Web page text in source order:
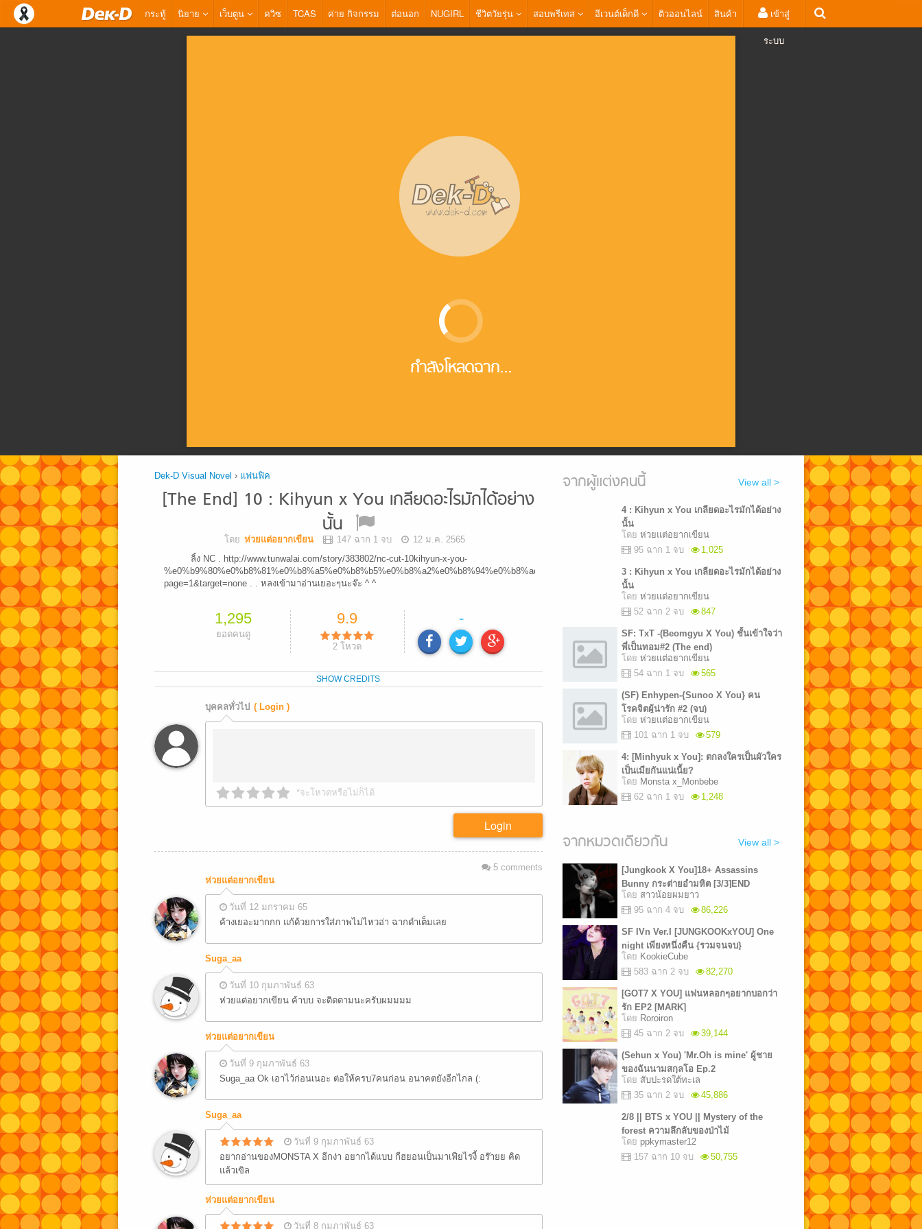
กระทู้ นิยาย เว็บตูน ควิซ TCAS ค่าย กิจกรรม ต่อนอก NUGIRL ชีวิตวัยรุ่น สอบพรีเทส อีเวนต์เด็กดี ติวออนไลน์ สินค้า เข้าสู่
ระบบ
กำลังโหลดฉาก...
Dek-D Visual Novel › แฟนฟิค
[The End] 10 : Kihyun x You เกลียดอะไรมักได้อย่าง
นั้น
โดย ห่วยแต่อยากเขียน 147 ฉาก 1 จบ
12 ม.ค. 2565
ลิ้ง NC . http://www.tunwalai.com/story/383802/nc-cut-10kihyun-x-you-
page=1&target=none . . หลงเข้ามาอ่านเยอะๆนะจ๊ะ ^ ^
1,295
ยอดคนดู
9.9
2 โหวต
-
SHOW CREDITS
บุคคลทั่วไป ( Login )
*จะโหวตหรือไม่ก็ได้
Login
5 comments
ห่วยแต่อยากเขียน
วันที่ 12 มกราคม 65
ค้างเยอะมากกก แก้ด้วยการใส่ภาพไม่ไหวอ่า ฉากดำเต็มเลย
Suga_aa
วันที่ 10 กุมภาพันธ์ 63
ห่วยแต่อยากเขียน ค้าบบ จะติดตามนะครับผมมมม
ห่วยแต่อยากเขียน
วันที่ 9 กุมภาพันธ์ 63
Suga_aa Ok เอาไว้ก่อนเนอะ ต่อให้ครบ7คนก่อน อนาคตยังอีกไกล (:
Suga_aa
วันที่ 9 กุมภาพันธ์ 63
อยากอ่านของMONSTA X อีกง่า อยากได้แบบ กีฮยอนเป็นมาเฟียไรงี้ อร๊ายย คิด
แล้วเขิล
ห่วยแต่อยากเขียน
วันที่ 8 กุมภาพันธ์ 63
จากผู้แต่งคนนี้ View all >
4 : Kihyun x You เกลียดอะไรมักได้อย่าง
นั้น
โดย ห่วยแต่อยากเขียน
95 ฉาก 1 จบ
1,025
3 : Kihyun x You เกลียดอะไรมักได้อย่าง
นั้น
โดย ห่วยแต่อยากเขียน
52 ฉาก 2 จบ
847
SF: TxT -(Beomgyu X You) ชั้นเข้าใจว่า
พี่เป็นทอม#2 (The end)
โดย ห่วยแต่อยากเขียน
54 ฉาก 1 จบ
565
(SF) Enhypen-{Sunoo X You} คน
โรคจิตผู้น่ารัก #2 (จบ)
โดย ห่วยแต่อยากเขียน
101 ฉาก 1 จบ
579
4: [Minhyuk x You]: ตกลงใครเป็นผัวใคร
เป็นเมียกันแน่เนี้ย?
โดย Monsta x_Monbebe
62 ฉาก 1 จบ
1,248
จากหมวดเดียวกัน View all >
[Jungkook X You]18+ Assassins
Bunny กระต่ายอำมหิต [3/3]END
โดย สาวน้อยผมยาว
95 ฉาก 4 จบ
86,226
SF IVn Ver.I [JUNGKOOKxYOU] One
night เพียงหนึ่งคืน {รวมจนจบ}
โดย KookieCube
583 ฉาก 2 จบ
82,270
[GOT7 X YOU] แฟนหลอกๆอยากบอกว่า
รัก EP2 [MARK]
โดย Roroiron
45 ฉาก 2 จบ
39,144
(Sehun x You) 'Mr.Oh is mine' ผู้ชาย
ของฉันนามสกุลโอ Ep.2
โดย สับปะรดใต้ทะเล
35 ฉาก 2 จบ
45,886
2/8 || BTS x YOU || Mystery of the
forest ความลึกลับของป่าไม้
โดย ppkymaster12
157 ฉาก 10 จบ
50,755